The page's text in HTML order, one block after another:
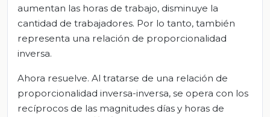
aumentan las horas de trabajo, disminuye la
cantidad de trabajadores. Por lo tanto, también
representa una relación de proporcionalidad
inversa.
Ahora resuelve. Al tratarse de una relación de
proporcionalidad inversa-inversa, se opera con los
recíprocos de las magnitudes días y horas de